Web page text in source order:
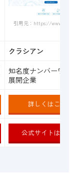
引用元：https://
クラシアン
知名度ナンバーワン
展開企業
詳しくはこちら
公式サイトはこち